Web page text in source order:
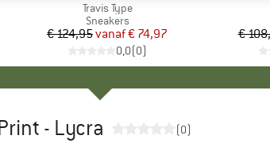
Artikel
Travis Type
Productgroep
Sneakers
Prijs
€ 124,95 Verlaagde prijs
vanaf€ 74,97
0,0(0)
€
- Lycra (0)